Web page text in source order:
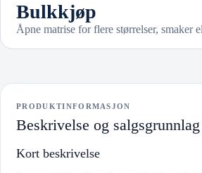
Bulkkjøp
Åpne matrise for flere størrelser, smaker
PRODUKTINFORMASJON
Beskrivelse og salgsgrunnlag
Kort beskrivelse